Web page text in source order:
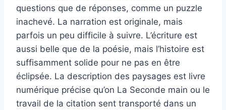
questions que de réponses, comme un puzzle
inachevé. La narration est originale, mais
parfois un peu difficile à suivre. L’écriture est
aussi belle que de la poésie, mais l’histoire est
suffisamment solide pour ne pas en être
éclipsée. La description des paysages est livre
numérique précise qu’on La Seconde main ou le
travail de la citation sent transporté dans un